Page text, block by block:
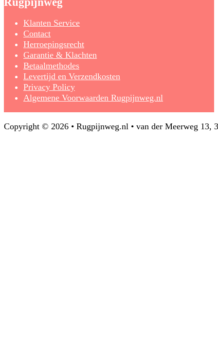
Klanten Service
Contact
Herroepingsrecht
Garantie & Klachten
Betaalmethodes
Levertijd en Verzendkosten
Privacy Policy
Algemene Voorwaarden Rugpijnweg.nl
Copyright © 2026 • Rugpijnweg.nl • van der Meerweg